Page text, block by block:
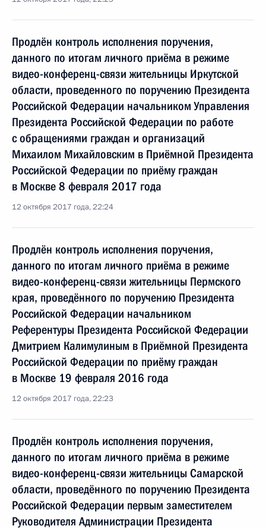
Продлён контроль исполнения поручения,
данного по итогам личного приёма в режиме
видео-конференц-связи жительницы Иркутской
области, проведенного по поручению Президента
Российской Федерации начальником Управления
Президента Российской Федерации по работе
с обращениями граждан и организаций
Михаилом Михайловским в Приёмной Президента
Российской Федерации по приёму граждан
в Москве 8 февраля 2017 года
12 октября 2017 года, 22:24
Продлён контроль исполнения поручения,
данного по итогам личного приёма в режиме
видео-конференц-связи жительницы Пермского
края, проведённого по поручению Президента
Российской Федерации начальником
Референтуры Президента Российской Федерации
Дмитрием Калимулиным в Приёмной Президента
Российской Федерации по приёму граждан
в Москве 19 февраля 2016 года
12 октября 2017 года, 22:23
Продлён контроль исполнения поручения,
данного по итогам личного приёма в режиме
видео-конференц-связи жительницы Самарской
области, проведённого по поручению Президента
Российской Федерации первым заместителем
Руководителя Администрации Президента